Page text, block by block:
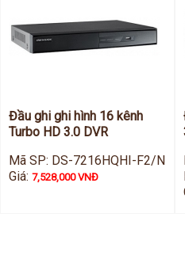
Đầu ghi ghi hình 16 kênh
Turbo HD 3.0 DVR
Mã SP: DS-7216HQHI-F2/N
Giá:7,528,000 VNĐ